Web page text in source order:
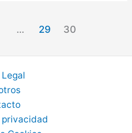
… 29 30